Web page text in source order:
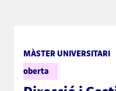
MÀSTER UNIVERSITARI
oberta